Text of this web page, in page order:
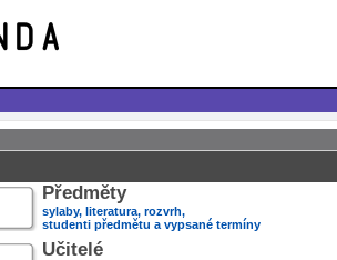
Předměty
sylaby, literatura, rozvrh,
studenti předmětu a vypsané termíny
Učitelé